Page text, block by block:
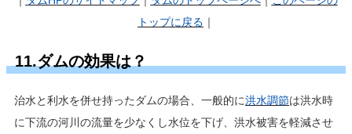
トップに戻る ｜
11.ダムの効果は？
治水と利水を併せ持ったダムの場合、一般的に洪水調節は洪水時
に下流の河川の流量を少なくし水位を下げ、洪水被害を軽減させ